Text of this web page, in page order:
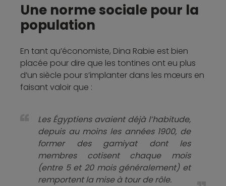
Une norme sociale pour la
population
En tant qu’économiste, Dina Rabie est bien
placée pour dire que les tontines ont eu plus
d’un siècle pour s’implanter dans les mœurs en
faisant valoir que :
Les Égyptiens avaient déjà l’habitude,
depuis au moins les années 1900, de
former des gamiyat dont les
membres cotisent chaque mois
(entre 5 et 20 mois généralement) et
remportent la mise à tour de rôle.